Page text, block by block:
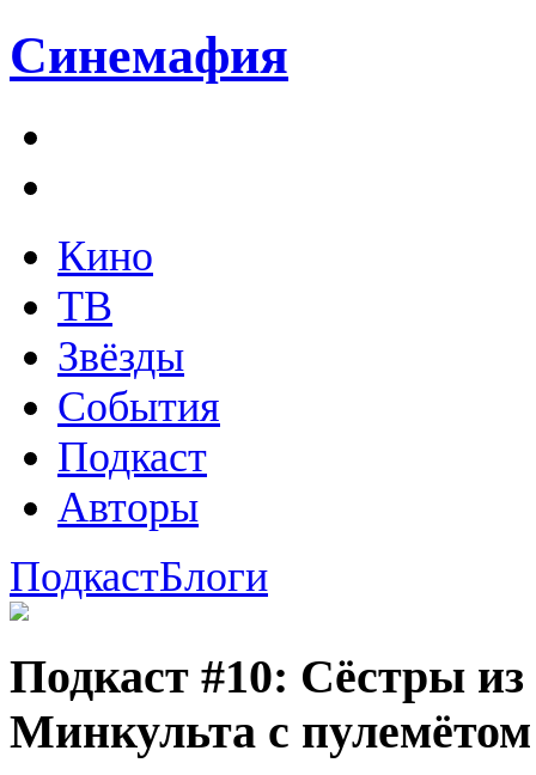
Синемафия
Кино
ТВ
Звёзды
События
Подкаст
Авторы
ПодкастБлоги
Подкаст #10: Сёстры
Минкульта с пулемётом